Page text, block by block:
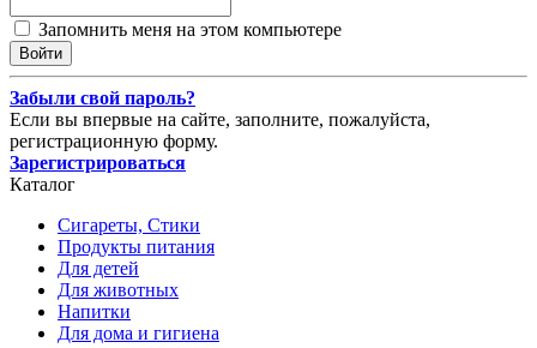
Запомнить меня на этом компьютере
Забыли свой пароль?
Если вы впервые на сайте, заполните, пожалуйста,
регистрационную форму.
Зарегистрироваться
Каталог
Сигареты, Стики
Продукты питания
Для детей
Для животных
Напитки
Для дома и гигиена